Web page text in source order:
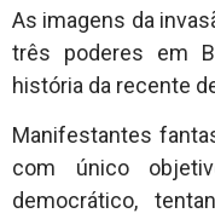
As imagens da
três poderes em
história da recente
Manifestantes
com único
democrático,